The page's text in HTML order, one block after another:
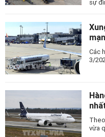
sự
Các
3/
vừa